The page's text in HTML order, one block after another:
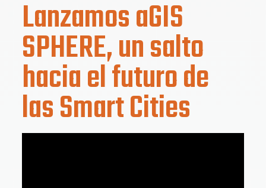
Lanzamos aGIS
SPHERE, un salto
hacia el futuro de
las Smart Cities